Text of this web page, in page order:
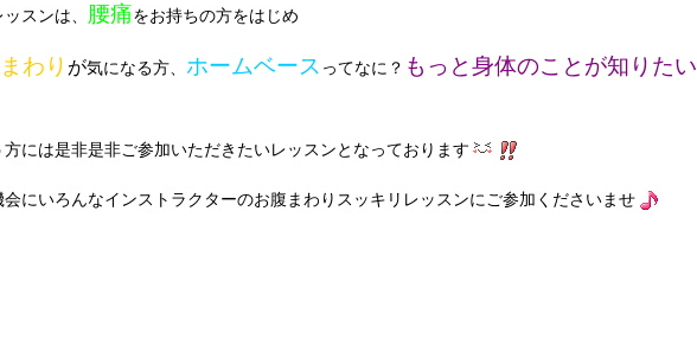
スンは、 腰痛をお持ちの方をはじめ
わり が気になる方、 ホームベース ってなに？ もっと身体のことが知りたい
方には是非是非ご参加いただきたいレッスンとなっております
会にいろんなインストラクターのお腹まわりスッキリレッスンにご参加くださいませ